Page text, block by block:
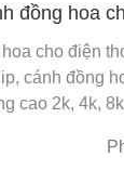
đồng hoa
cho điện
cánh đồng
cao 2k, 4k,